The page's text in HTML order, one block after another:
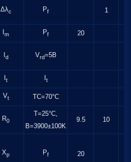
Δλc Pf 1
Im Pf 20
d Vrd=5В
It t
Vt TC=70°C
R0
T=25°С,
B=3900±100K
9.5 10
Xp Pf 20